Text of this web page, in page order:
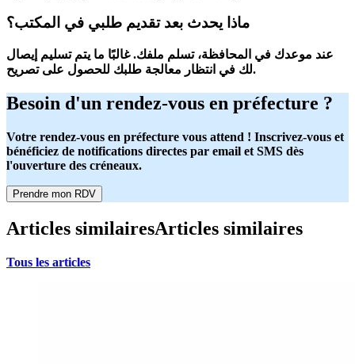
ماذا يحدث بعد تقديم طلبي في المكتب؟
عند موعدك في المحافظة، تسلم ملفك. غالبًا ما يتم تسليم إيصال
لك في انتظار معالجة طلبك للحصول على تصريح.
Besoin d'un rendez-vous en préfecture ?
Votre rendez-vous en préfecture vous attend ! Inscrivez-vous et
bénéficiez de notifications directes par email et SMS dès
l'ouverture des créneaux.
Prendre mon RDV
Articles similairesArticles similaires
Tous les articles